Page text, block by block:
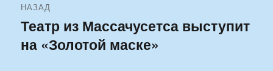
по
записям
НАЗАД
Предыдущая
запись:
Театр из Массачусетса выступит
на «Золотой маске»